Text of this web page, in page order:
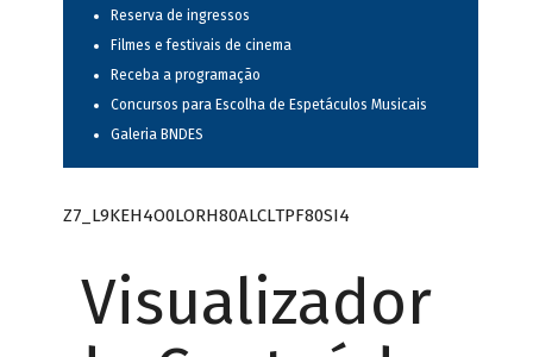
Reserva de ingressos
Filmes e festivais de cinema
Receba a programação
Concursos para Escolha de Espetáculos Musicais
Galeria BNDES
Z7_L9KEH4O0LORH80ALCLTPF80SI4
Visualizador